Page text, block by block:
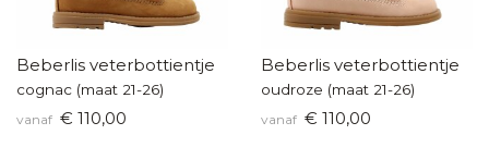
Beberlis veterbottientje
cognac (maat 21-26)
vanaf € 110,00
Beberlis veterbottientje
oudroze (maat 21-26)
vanaf € 110,00